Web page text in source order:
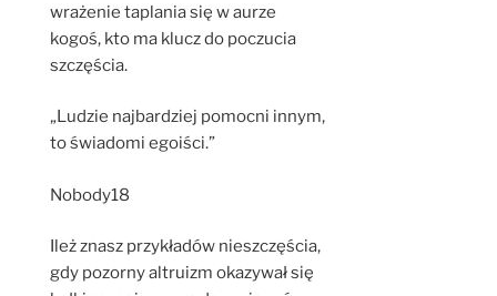
wrażenie taplania się w aurze
kogoś, kto ma klucz do poczucia
szczęścia.
„Ludzie najbardziej pomocni innym,
to świadomi egoiści.”
Nobody18
Ileż znasz przykładów nieszczęścia,
gdy pozorny altruizm okazywał się